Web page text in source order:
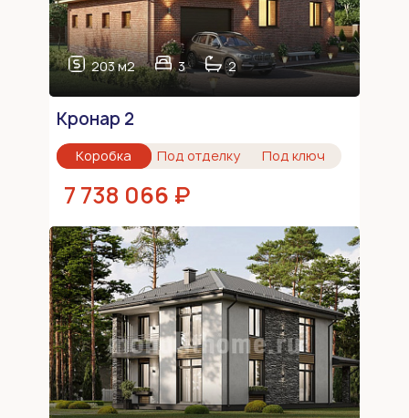
203 м2 3 2
Кронар 2
Коробка Под отделку Под ключ
7 738 066 ₽